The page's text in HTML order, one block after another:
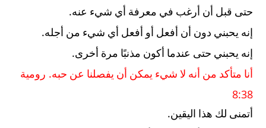
حتى قبل أن أرغب في معرفة أي شيء عنه.
إنه يحبني دون أن أفعل أو أفعل أي شيء من أجله.
إنه يحبني حتى عندما أكون مذنبًا مرة أخرى.
أنا متأكد من أنه لا شيء يمكن أن يفصلنا عن حبه. رومية
8:38
أتمنى لك هذا اليقين.